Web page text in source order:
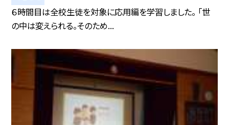
６時間目は全校生徒を対象に応用編を学習しました。 「世
の中は変えられる。そのため...